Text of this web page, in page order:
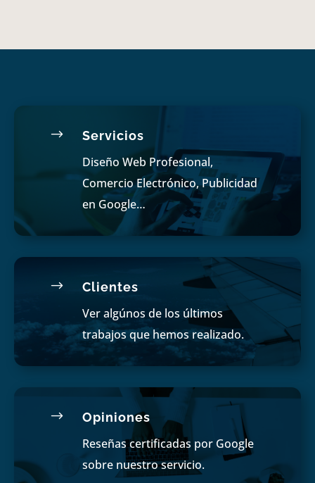
$ Servicios
Diseño Web Profesional,
Comercio Electrónico, Publicidad
en Google…
$ Clientes
Ver algúnos de los últimos
trabajos que hemos realizado.
$ Opiniones
Reseñas certificadas por Google
sobre nuestro servicio.